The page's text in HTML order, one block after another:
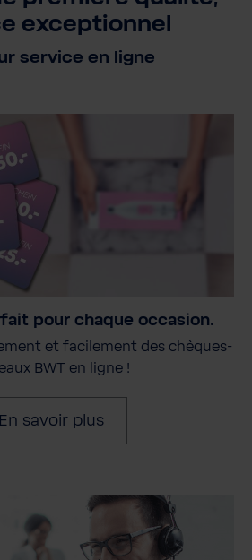
exceptionnel
service en ligne
pour chaque occasion.
et facilement des chèques-
BWT en ligne !
En savoir plus